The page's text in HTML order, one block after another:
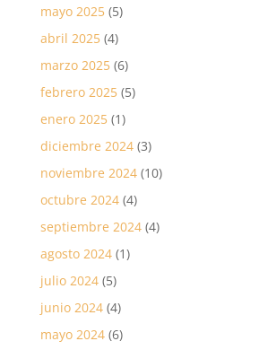
mayo 2025(5)
abril 2025(4)
marzo 2025(6)
febrero 2025(5)
enero 2025(1)
diciembre 2024(3)
noviembre 2024(10)
octubre 2024(4)
septiembre 2024(4)
agosto 2024(1)
julio 2024(5)
junio 2024(4)
mayo 2024(6)